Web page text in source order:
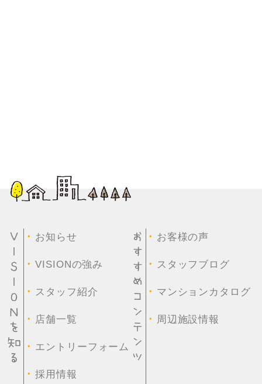
・ お知らせ
・VISIONの強み
・ スタッフ紹介
・ 店舗一覧
・ エントリーフォーム
・採用情報
・ お客様の声
・ スタッフブログ
・ マンションカタログ
・ 周辺施設情報